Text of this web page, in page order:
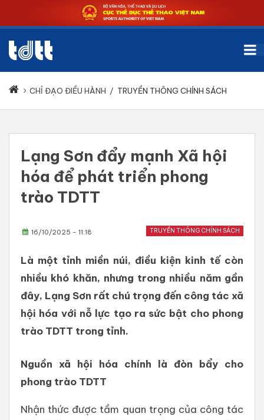
CHỈ ĐẠO ĐIỀU HÀNH / TRUYỀN THÔNG CHÍNH SÁCH
Lạng Sơn đẩy mạnh Xã hội
hóa để phát triển phong
trào TDTT
TRUYỀN THÔNG CHÍNH SÁCH
16/10/2025 - 11:18
Là một tỉnh miền núi, điều kiện kinh tế còn
nhiều khó khăn, nhưng trong nhiều năm gần
đây, Lạng Sơn rất chú trọng đến công tác xã
hội hóa với nỗ lực tạo ra sức bật cho phong
trào TDTT trong tỉnh.
Nguồn xã hội hóa chính là đòn bẩy cho
phong trào TDTT
Nhận thức được tầm quan trọng của công tác